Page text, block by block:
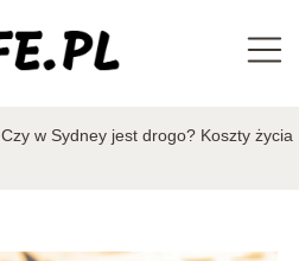
Czy w Sydney jest drogo? Koszty życia